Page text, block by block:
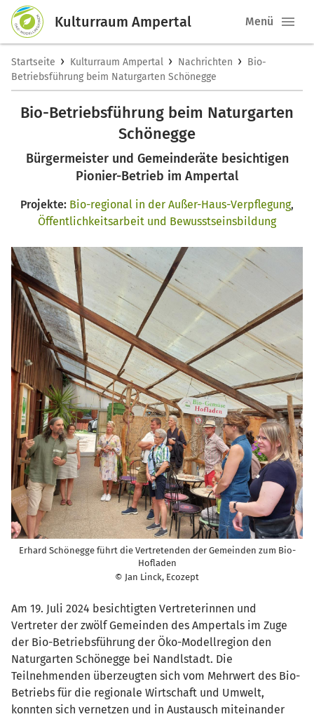
Kulturraum Ampertal Menü
Startseite › Kulturraum Ampertal › Nachrichten › Bio-
Betriebsführung beim Naturgarten Schönegge
Bio-Betriebsführung beim Naturgarten
Schönegge
Bürgermeister und Gemeinderäte besichtigen
Pionier-Betrieb im Ampertal
Projekte: Bio-regional in der Außer-Haus-Verpflegung,
Öffentlichkeitsarbeit und Bewusstseinsbildung
Erhard Schönegge führt die Vertretenden der Gemeinden zum Bio-
Hofladen
© Jan Linck, Ecozept
Am 19. Juli 2024 besichtigten Vertreterinnen und
Vertreter der zwölf Gemeinden des Ampertals im Zuge
der Bio-Betriebsführung der Öko-Modellregion den
Naturgarten Schönegge bei Nandlstadt. Die
Teilnehmenden überzeugten sich vom Mehrwert des Bio-
Betriebs für die regionale Wirtschaft und Umwelt,
konnten sich vernetzen und in Austausch miteinander